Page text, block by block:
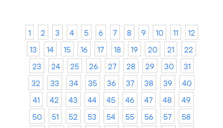
1 2 3 4 5 6 7 8 9 10 11
12
13
14 15 16 17 18 19 20 21
22
23
24 25 26 27 28 29 30
31
32
33 34 35 36 37 38 39
40
41
42 43 44 45 46 47 48
49
50
51 52 53 54 55 56 57
58